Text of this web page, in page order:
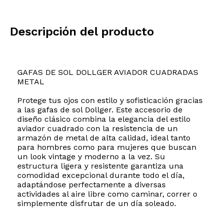
Descripción del producto
GAFAS DE SOL DOLLGER AVIADOR CUADRADAS
METAL
Protege tus ojos con estilo y sofisticación gracias
a las gafas de sol Dollger. Este accesorio de
diseño clásico combina la elegancia del estilo
aviador cuadrado con la resistencia de un
armazón de metal de alta calidad, ideal tanto
para hombres como para mujeres que buscan
un look vintage y moderno a la vez. Su
estructura ligera y resistente garantiza una
comodidad excepcional durante todo el día,
adaptándose perfectamente a diversas
actividades al aire libre como caminar, correr o
simplemente disfrutar de un día soleado.